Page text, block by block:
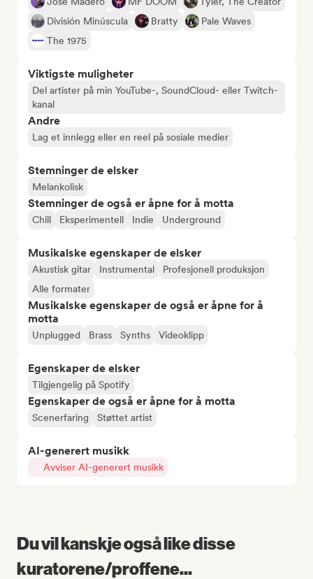
División Minúscula
Bratty
Pale Waves
The 1975
Viktigste muligheter
Del artister på min YouTube-, SoundCloud- eller Twitch-
kanal
Andre
Lag et innlegg eller en reel på sosiale medier
Stemninger de elsker
Melankolisk
Stemninger de også er åpne for å motta
Chill Eksperimentell Indie Underground
Musikalske egenskaper de elsker
Akustisk gitar Instrumental
Profesjonell produksjon
Alle formater
Musikalske egenskaper de også er åpne for å
motta
Unplugged Brass Synths Videoklipp
Egenskaper de elsker
Tilgjengelig på Spotify
Egenskaper de også er åpne for å motta
Scenerfaring Støttet artist
AI-generert musikk
Avviser AI-generert musikk
Du vil kanskje også like disse
kuratorene/proffene...